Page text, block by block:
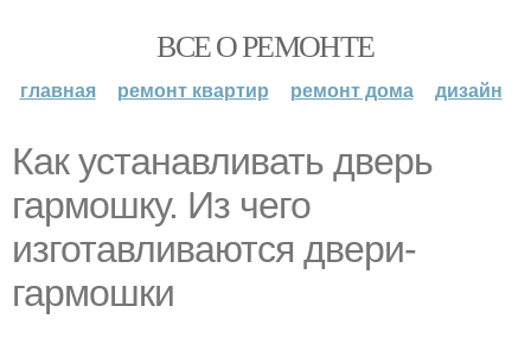
ВСЕ О РЕМОНТЕ
главная ремонт квартир ремонт дома дизайн
Как устанавливать дверь
гармошку. Из чего
изготавливаются двери-
гармошки